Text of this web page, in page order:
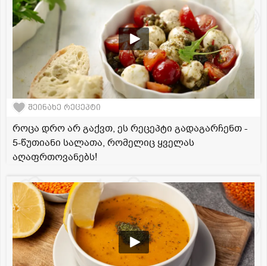
შეინახე რეცეპტი
როცა დრო არ გაქვთ, ეს რეცეპტი გადაგარჩენთ -
5-წუთიანი სალათა, რომელიც ყველას
აღაფრთოვანებს!